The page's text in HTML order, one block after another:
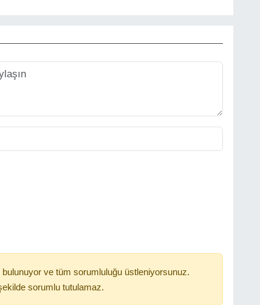
bulunuyor ve tüm sorumluluğu üstleniyorsunuz.
sorumlu tutulamaz.